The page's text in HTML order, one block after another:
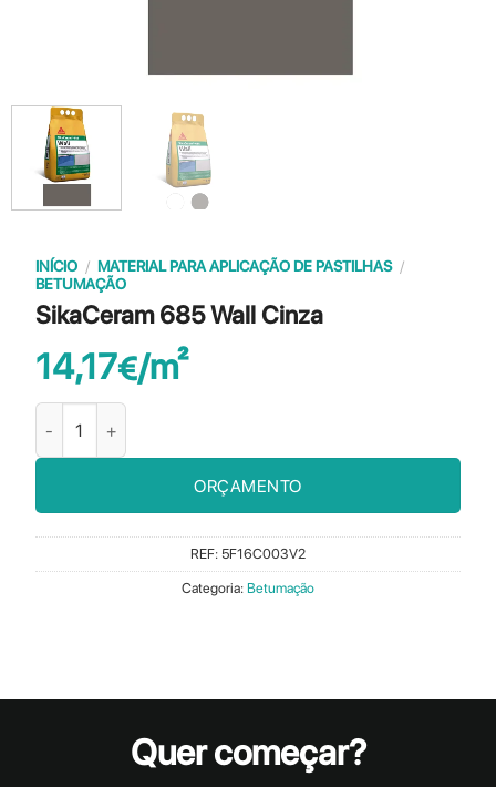
INÍCIO / MATERIAL PARA APLICAÇÃO DE PASTILHAS /
BETUMAÇÃO
SikaCeram 685 Wall Cinza
14,17€
ORÇAMENTO
REF: 5F16C003V2
Categoria: Betumação
Quer começar?